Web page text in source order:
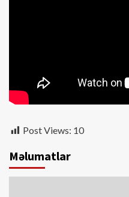
Post Views: 10
Məlumatlar